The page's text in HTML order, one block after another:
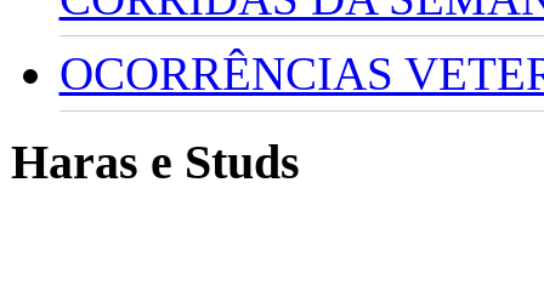
OCORRÊNCIAS
Haras e Studs